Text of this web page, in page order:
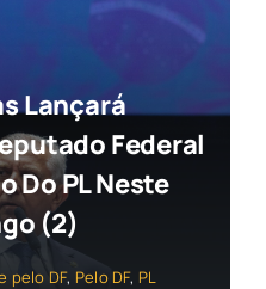
Lançará
Federal
Do PL Neste
(2)
pelo DF, Pelo DF, PL